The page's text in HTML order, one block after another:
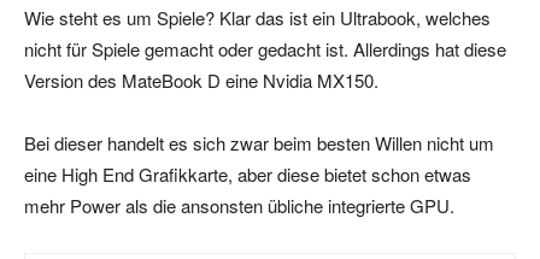
Wie steht es um Spiele? Klar das ist ein Ultrabook, welches
nicht für Spiele gemacht oder gedacht ist. Allerdings hat diese
Version des MateBook D eine Nvidia MX150.
Bei dieser handelt es sich zwar beim besten Willen nicht um
eine High End Grafikkarte, aber diese bietet schon etwas
mehr Power als die ansonsten übliche integrierte GPU.